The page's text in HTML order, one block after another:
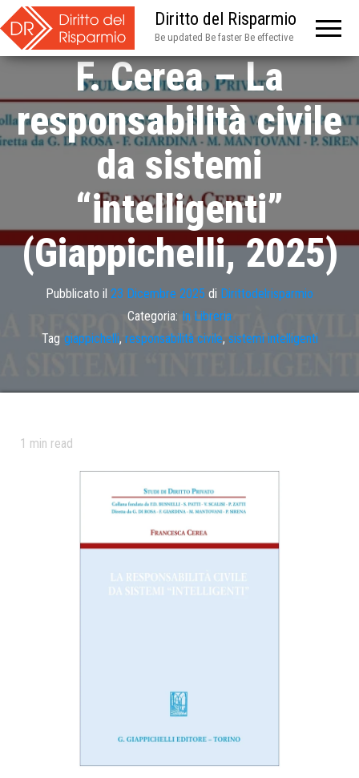
Diritto del Risparmio
Be updated Be faster Be effective
F. Cerea – La
responsabilità civile
da sistemi
“intelligenti”
(Giappichelli, 2025)
Pubblicato il 23 Dicembre 2025 di Dirittodelrisparmio
Categoria: In Libreria
Tag giappichelli, responsabilità civile, sistemi intelligenti
1 min read